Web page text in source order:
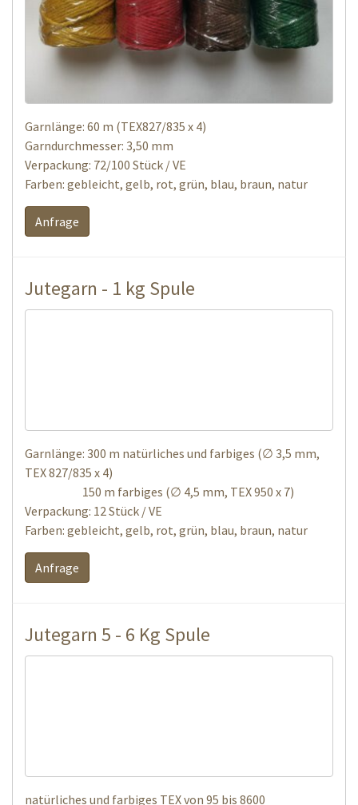
Garnlänge: 60 m (TEX827/835 x 4)
Garndurchmesser: 3,50 mm
Verpackung: 72/100 Stück / VE
Farben: gebleicht, gelb, rot, grün, blau, braun, natur
Anfrage
Jutegarn - 1 kg Spule
Garnlänge: 300 m natürliches und farbiges(∅ 3,5 mm,
TEX 827/835 x 4)
150 m
Anfrage